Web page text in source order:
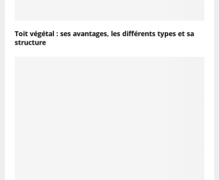
Toit végétal : ses avantages, les différents types et sa
structure